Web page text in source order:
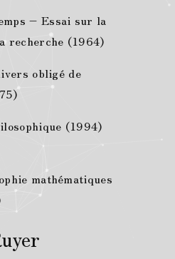
– Essai sur la
recherche (1964)
obligé de
(1994)
mathématiques